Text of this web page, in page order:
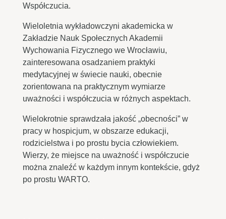
Współczucia.
Wieloletnia wykładowczyni akademicka w
Zakładzie Nauk Społecznych Akademii
Wychowania Fizycznego we Wrocławiu,
zainteresowana osadzaniem praktyki
medytacyjnej w świecie nauki, obecnie
zorientowana na praktycznym wymiarze
uważności i współczucia w różnych aspektach.
Wielokrotnie sprawdzała jakość „obecności” w
pracy w hospicjum, w obszarze edukacji,
rodzicielstwa i po prostu bycia człowiekiem.
Wierzy, że miejsce na uważność i współczucie
można znaleźć w każdym innym kontekście, gdyż
po prostu WARTO.